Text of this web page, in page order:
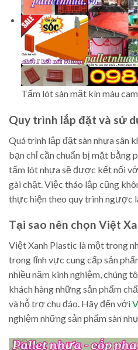
Tấm lót sàn mặt kín màu
Quy trình lắp đặt và sử
Quá trình lắp đặt sàn nhựa sân
bạn chỉ cần chuẩn bị mặt bằng
tấm lót nhựa sẽ được kết nối
gài chặt. Việc tháo lắp cũng
thực hiện theo quy trình ngược
Tại sao nên chọn Việt
Việt Xanh Plastic là một trong
trong lĩnh vực cung cấp sản
nhiều năm kinh nghiệm, chúng
khách hàng những sản phẩm
và hỗ trợ chu đáo. Hãy đến với
nghiệm những sản phẩm sàn